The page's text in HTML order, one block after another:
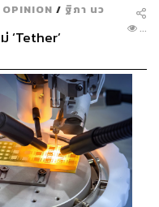
OPINION / ฐิภา นว
‘Tether’ ...